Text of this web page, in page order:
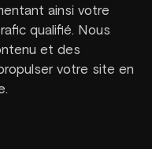
ainsi votre
qualifié. Nous
et des
votre site en